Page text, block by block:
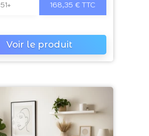
51+ 168,35 € TTC
Voir le produit